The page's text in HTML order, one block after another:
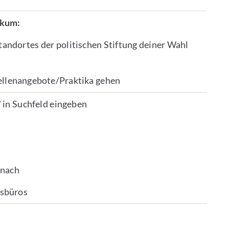
der politischen Stiftung deiner Wahl
Praktika gehen
Suchfeld eingeben